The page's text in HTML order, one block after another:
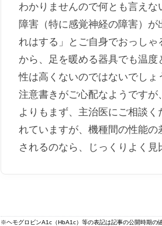
わかりませんので何とも言え
障害（特に感覚神経の障害）
れはする」とご自身でおっし
から、足を暖める器具でも温
性は高くないのではないでし
注意書きがご心配なようです
よりもまず、主治医にご相談
れていますが、機種間の性能の
されるのなら、じっくりよく見
※ヘモグロビンA1c（HbA1c）等の表記は記事の公開時期の